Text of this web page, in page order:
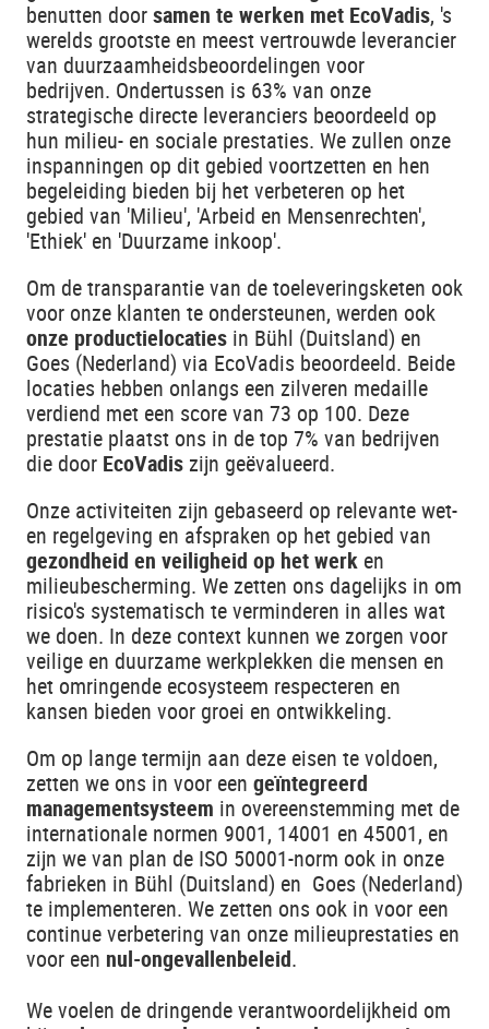
benutten doorsamen te werken met EcoVadis, 's
werelds grootste en meest vertrouwde leverancier
van duurzaamheidsbeoordelingen voor
bedrijven. Ondertussen is 63% van onze
strategische directe leveranciers beoordeeld op
hun milieu- en sociale prestaties. We zullen onze
inspanningen op dit gebied voortzetten en hen
begeleiding bieden bij het verbeteren op het
gebied van 'Milieu', 'Arbeid en Mensenrechten',
'Ethiek' en 'Duurzame inkoop'.
Om de transparantie van de toeleveringsketen ook
voor onze klanten te ondersteunen, werden ook
onze productielocaties in Bühl (Duitsland) en
Goes (Nederland) via EcoVadis beoordeeld. Beide
locaties hebben onlangs een zilveren medaille
verdiend met een score van 73 op 100. Deze
prestatie plaatst ons in de top 7% van bedrijven
die door EcoVadis zijn geëvalueerd.
Onze activiteiten zijn gebaseerd op relevante wet-
en regelgeving en afspraken op het gebied van
gezondheid en veiligheid op het werk en
milieubescherming. We zetten ons dagelijks in om
risico's systematisch te verminderen in alles wat
we doen. In deze context kunnen we zorgen voor
veilige en duurzame werkplekken die mensen en
het omringende ecosysteem respecteren en
kansen bieden voor groei en ontwikkeling.
Om op lange termijn aan deze eisen te voldoen,
zetten we ons in voor een geïntegreerd
managementsysteem in overeenstemming met de
internationale normen 9001, 14001 en 45001, en
zijn we van plan de ISO 50001-norm ook in onze
fabrieken in Bühl (Duitsland) en Goes (Nederland)
te implementeren. We zetten ons ook in voor een
continue verbetering van onze milieuprestaties en
voor een nul-ongevallenbeleid.
We voelen de dringende verantwoordelijkheid om